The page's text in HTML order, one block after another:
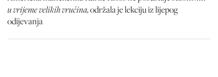
u vrijeme velikih vrućina,održala je lekciju iz lijepog
odijevanja